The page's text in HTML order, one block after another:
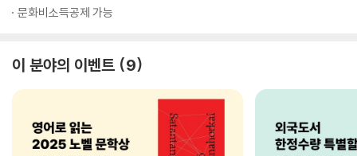
문화비소득공제 가능
이 분야의 이벤트 9